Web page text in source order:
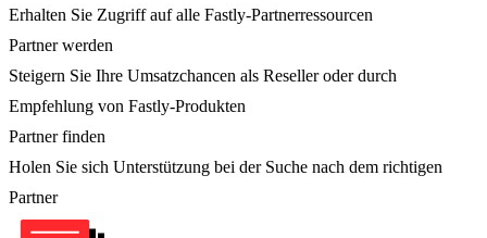
Erhalten Sie Zugriff auf alle Fastly-Partnerressourcen
Partner werden
Steigern Sie Ihre Umsatzchancen als Reseller oder durch
Empfehlung von Fastly-Produkten
Partner finden
Holen Sie sich Unterstützung bei der Suche nach dem richtigen
Partner